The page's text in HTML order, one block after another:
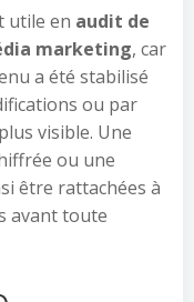
utile en audit de
marketing, car
a été stabilisé
ou par
visible. Une
ou une
être rattachées à
avant toute